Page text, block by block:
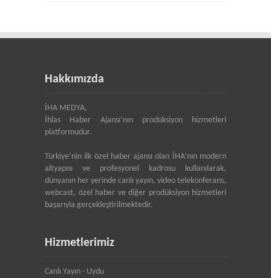
Hakkımızda
İHA MEDYA,
İhlas Haber Ajansı’nın prodüksiyon hizmetleri
platformudur.
Türkiye’nin ilk özel haber ajansı olan İHA’nın modern
altyapısı ve profesyonel kadrosu kullanılarak,
dünyanın her yerinde canlı yayın, video telekonferans,
webcast, özel haber ve diğer prodüksiyon hizmetleri
başarıyla gerçekleştirilmektedir.
Hizmetlerimiz
Canlı Yayın - Uydu